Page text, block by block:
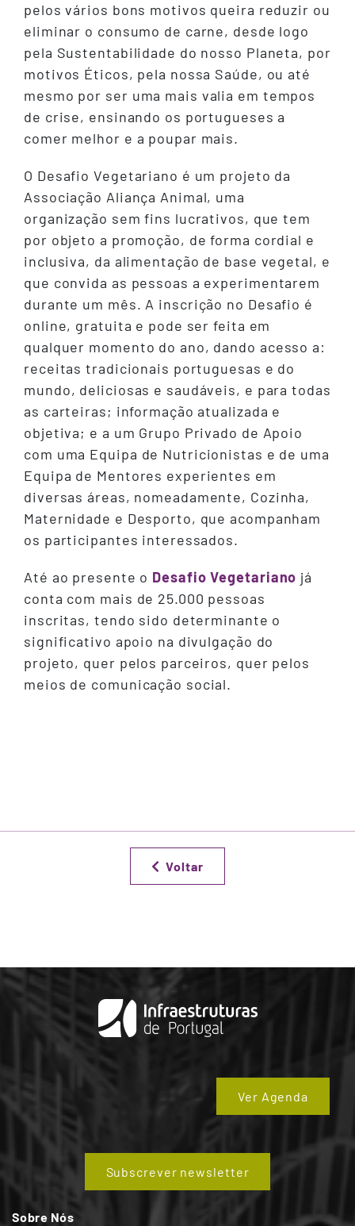
pelos vários bons motivos queira reduzir ou
eliminar o consumo de carne, desde logo
pela Sustentabilidade do nosso Planeta, por
motivos Éticos, pela nossa Saúde, ou até
mesmo por ser uma mais valia em tempos
de crise, ensinando os portugueses a
comer melhor e a poupar mais.
O Desafio Vegetariano é um projeto da
Associação Aliança Animal, uma
organização sem fins lucrativos, que tem
por objeto a promoção, de forma cordial e
inclusiva, da alimentação de base vegetal, e
que convida as pessoas a experimentarem
durante um mês. A inscrição no Desafio é
online, gratuita e pode ser feita em
qualquer momento do ano, dando acesso a:
receitas tradicionais portuguesas e do
mundo, deliciosas e saudáveis, e para todas
as carteiras; informação atualizada e
objetiva; e a um Grupo Privado de Apoio
com uma Equipa de Nutricionistas e de uma
Equipa de Mentores experientes em
diversas áreas, nomeadamente, Cozinha,
Maternidade e Desporto, que acompanham
os participantes interessados.
Até ao presente o Desafio Vegetariano já
conta com mais de 25.000 pessoas
inscritas, tendo sido determinante o
significativo apoio na divulgação do
projeto, quer pelos parceiros, quer pelos
meios de comunicação social.
Voltar
Ver Agenda
Subscrever newsletter
Sobre Nós